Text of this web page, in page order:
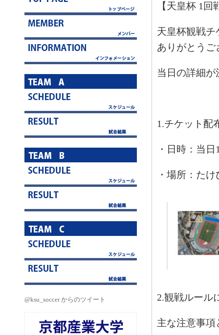
@ksu_soccer からのツイート
【天皇杯 1
天皇杯観戦
ありがとうご
当日の詳細
1.チケット配
・日時：当日
・場所：た
2.観戦ルール
主な注意事項